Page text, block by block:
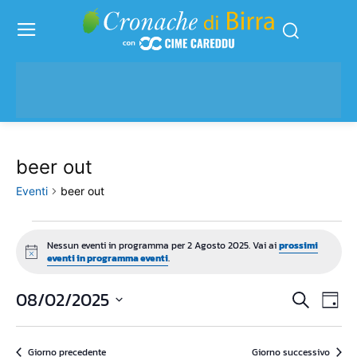
beer out
Eventi beer out
Eventi
for
2
Agosto
Notice
Nessun eventi in programma per 2 Agosto 2025. Vai aiprossimi
eventi in programma eventi.
Eventi
Cerca
08/02/2025
data.Giorno precedente Giorno successivo